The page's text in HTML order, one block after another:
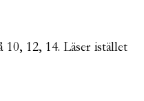
12, 14. Läser istället